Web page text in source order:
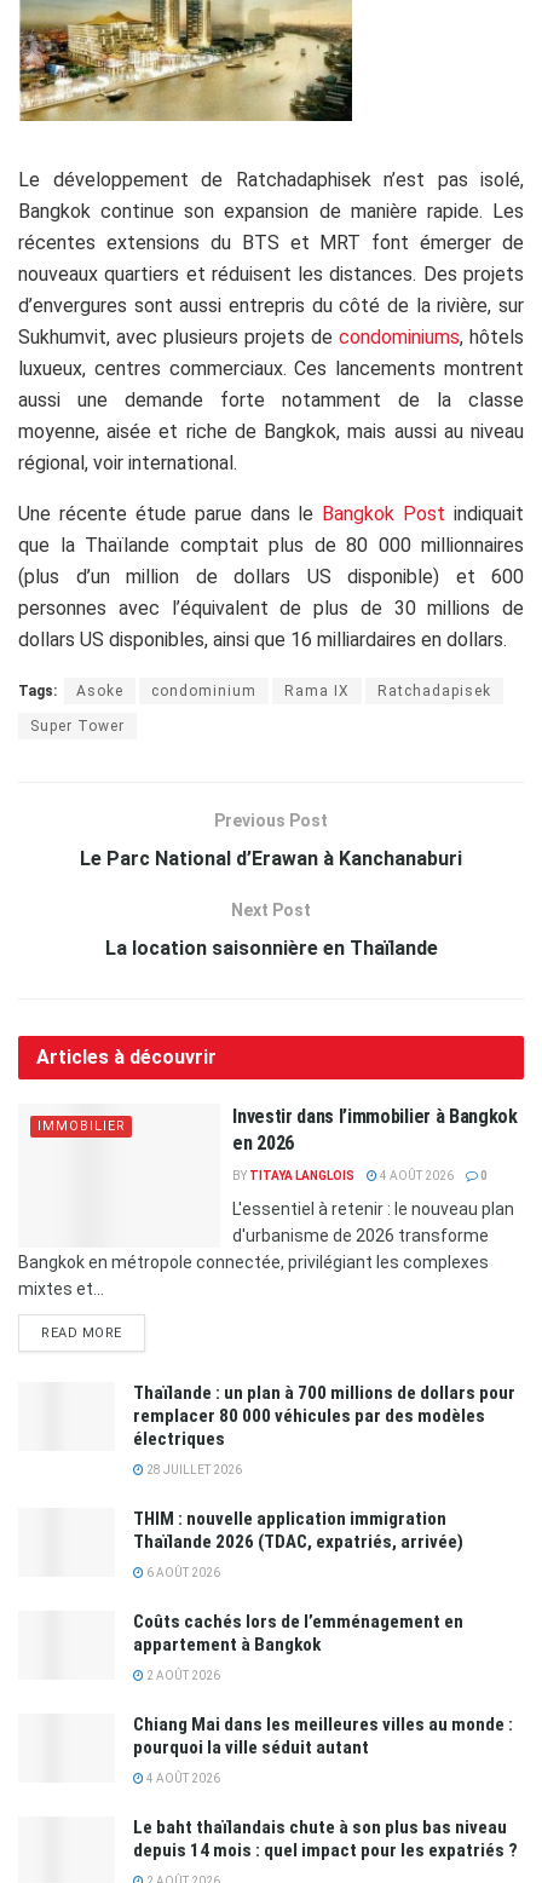
Le développement de Ratchadaphisek n’est pas isolé,
Bangkok continue son expansion de manière rapide. Les
récentes extensions du BTS et MRT font émerger de
nouveaux quartiers et réduisent les distances. Des projets
d’envergures sont aussi entrepris du côté de la rivière, sur
Sukhumvit, avec plusieurs projets de condominiums, hôtels
luxueux, centres commerciaux. Ces lancements montrent
aussi une demande forte notamment de la classe
moyenne, aisée et riche de Bangkok, mais aussi au niveau
régional, voir international.
Une récente étude parue dans le Bangkok Post indiquait
que la Thaïlande comptait plus de 80 000 millionnaires
(plus d’un million de dollars US disponible) et 600
personnes avec l’équivalent de plus de 30 millions de
dollars US disponibles, ainsi que 16 milliardaires en dollars.
Tags: Asoke condominium Rama IX Ratchadapisek
Super Tower
Previous Post
Le Parc National d’Erawan à Kanchanaburi
Next Post
La location saisonnière en Thaïlande
Articles à découvrir
IMMOBILIER
Investir dans l’immobilier à Bangkok
en 2026
BY TITAYA LANGLOIS 4 AOÛT 2026 0
L'essentiel à retenir : le nouveau plan
d'urbanisme de 2026 transforme
Bangkok en métropole connectée, privilégiant les complexes
mixtes et...
READ MORE
Thaïlande : un plan à 700 millions de dollars pour
remplacer 80 000 véhicules par des modèles
électriques
28 JUILLET 2026
THIM : nouvelle application immigration
Thaïlande 2026 (TDAC, expatriés, arrivée)
6 AOÛT 2026
Coûts cachés lors de l’emménagement en
appartement à Bangkok
2 AOÛT 2026
Chiang Mai dans les meilleures villes au monde :
pourquoi la ville séduit autant
4 AOÛT 2026
Le baht thaïlandais chute à son plus bas niveau
depuis 14 mois : quel impact pour les expatriés ?